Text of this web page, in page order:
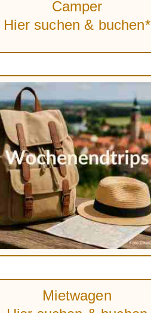
Camper
Hier suchen & buchen*
Mietwagen